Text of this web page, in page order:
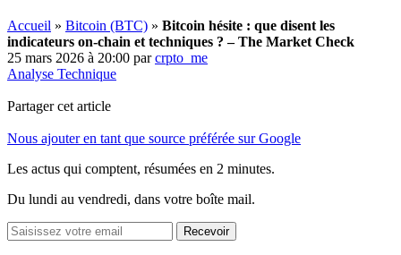
Accueil » Bitcoin (BTC) » Bitcoin hésite : que disent les
indicateurs on-chain et techniques ? – The Market Check
25 mars 2026 à 20:00 parcrpto_me
Analyse Technique
Partager cet article
Nous ajouter en tant que source préférée sur Google
Les actus qui comptent, résumées en 2 minutes.
Du lundi au vendredi, dans votre boîte mail.
Recevoir